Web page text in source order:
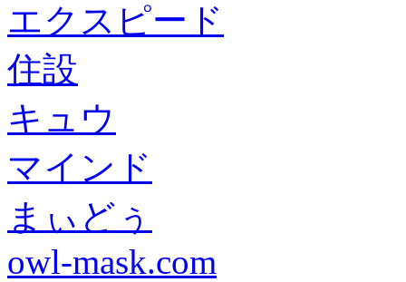
エクスピード
住設
キュウ
マインド
まぃどぅ
owl-mask.com